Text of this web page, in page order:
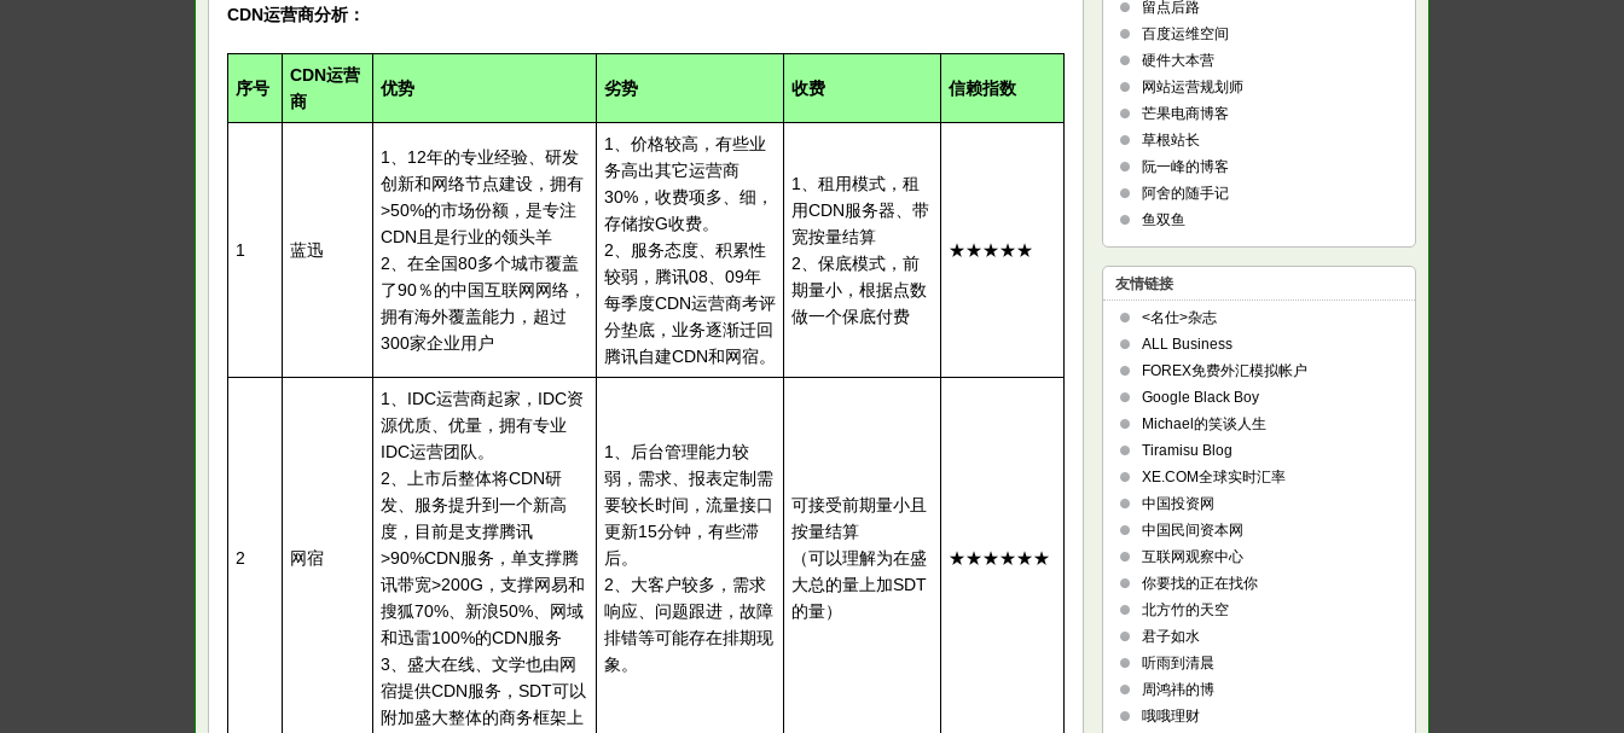
CDN运营商分析：
序号
CDN运营
商
优势 劣势 收费 信赖指数
1 蓝迅
1、12年的专业经验、研发
创新和网络节点建设，拥有
>50%的市场份额，是专注
CDN且是行业的领头羊
2、在全国80多个城市覆盖
了90％的中国互联网网络，
拥有海外覆盖能力，超过
300家企业用户
1、价格较高，有些业
务高出其它运营商
30%，收费项多、细，
存储按G收费。
2、服务态度、积累性
较弱，腾讯08、09年
每季度CDN运营商考评
分垫底，业务逐渐迁回
腾讯自建CDN和网宿。
1、租用模式，租
用CDN服务器、带
宽按量结算
2、保底模式，前
期量小，根据点数
做一个保底付费
★★★★★
2 网宿
1、IDC运营商起家，IDC资
源优质、优量，拥有专业
IDC运营团队。
2、上市后整体将CDN研
发、服务提升到一个新高
度，目前是支撑腾讯
>90%CDN服务，单支撑腾
讯带宽>200G，支撑网易和
搜狐70%、新浪50%、网域
和迅雷100%的CDN服务
3、盛大在线、文学也由网
宿提供CDN服务，SDT可以
附加盛大整体的商务框架上
1、后台管理能力较
弱，需求、报表定制需
要较长时间，流量接口
更新15分钟，有些滞
后。
2、大客户较多，需求
响应、问题跟进，故障
排错等可能存在排期现
象。
可接受前期量小且
按量结算
（可以理解为在盛
大总的量上加SDT
的量）
★★★★★★
留点后路
百度运维空间
硬件大本营
网站运营规划师
芒果电商博客
草根站长
阮一峰的博客
阿舍的随手记
鱼双鱼
友情链接
<名仕>杂志
ALL Business
FOREX免费外汇模拟帐户
Google Black Boy
Michael的笑谈人生
Tiramisu Blog
XE.COM全球实时汇率
中国投资网
中国民间资本网
互联网观察中心
你要找的正在找你
北方竹的天空
君子如水
听雨到清晨
周鸿祎的博
哦哦理财